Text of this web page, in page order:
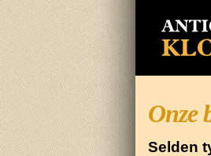
Onze
Selden